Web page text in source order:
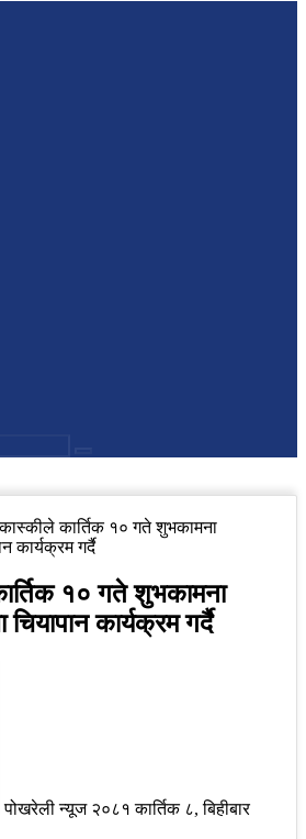
Search
कार्तिक १० गते शुभकामना
कार्यक्रम गर्दै
१० गते शुभकामना
कार्यक्रम गर्दै
पोखरेली न्यूज २०८१ कार्तिक ८, बिहीबार